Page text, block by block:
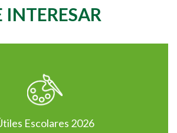
INTERESAR
Escolares 2026